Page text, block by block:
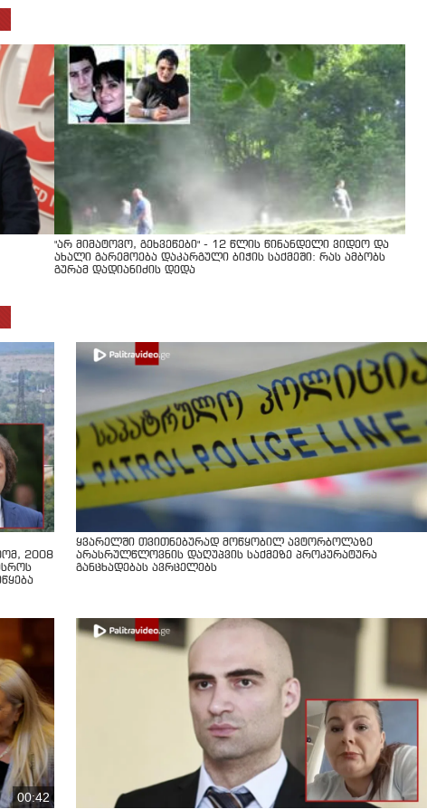
"არ მიმატოვო, გეხვეწები" - 12 წლის წინანდელი ვიდეო და
ახალი გარემოება დაკარგული ბიჭის საქმეში: რას ამბობს
გურამ დადიანიძის დედა
2008
ყვარელში თვითნებურად მოწყობილ ავტორბოლაზე
არასრულწლოვნის დაღუპვის საქმეზე პროკურატურა
განცხადებას ავრცელებს
00:42